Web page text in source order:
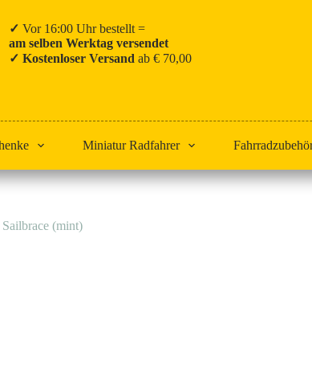
✓ Vor 16:00 Uhr bestellt =
am selben Werktag versendet
✓ Kostenloser Versand ab € 70,00
Miniatur Radfahrer
(mint)